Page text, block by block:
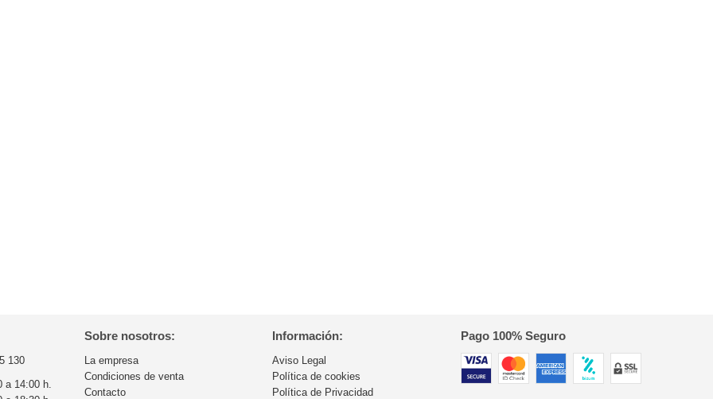
130
a 14:00 h.
Sobre nosotros:
La empresa
Condiciones de venta
Contacto
Información:
Aviso Legal
Política de cookies
Política de Privacidad
Pago 100% Seguro